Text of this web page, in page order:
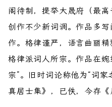
阁待制，提举大晟府（最
创作不少新词调。作品多
作。格律谨严，语言曲丽
格律派词人所宗。作品在
宗”。旧时词论称他为“词家
真居士集》，已佚，今存《